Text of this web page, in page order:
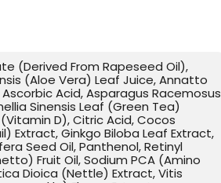
(Derived From Rapeseed Oil),
(Aloe Vera) Leaf Juice, Annatto
Acid, Asparagus Racemosus
Sinensis Leaf (Green Tea)
D), Citric Acid, Cocos
Extract, Ginkgo Biloba Leaf Extract,
Seed Oil, Panthenol, Retinyl
Fruit Oil, Sodium PCA (Amino
Dioica (Nettle) Extract, Vitis